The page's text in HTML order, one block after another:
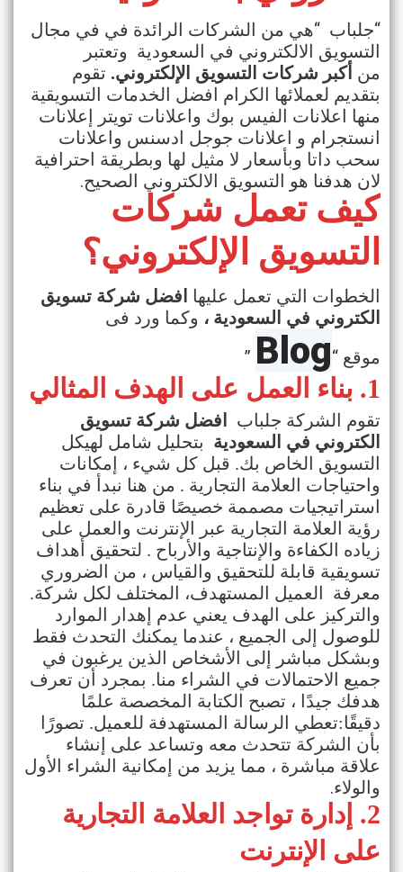
“جلباب “هي من الشركات الرائدة في في مجال
التسويق الالكتروني في السعودية وتعتبر
من أكبر شركات التسويق الإلكتروني. تقوم
بتقديم لعملائها الكرام افضل الخدمات التسويقية
منها اعلانات الفيس بوك واعلانات تويتر إعلانات
انستجرام و اعلانات جوجل ادسنس واعلانات
سحب داتا وبأسعار لا مثيل لها وبطريقة احترافية
لان هدفنا هو التسويق الالكتروني الصحيح.
كيف تعمل شركات
التسويق الإلكتروني؟
الخطوات التي تعمل عليها
افضل شركة تسويق
الكتروني في السعودية ، وكما ورد فى
موقع “
Blog
”
1. بناء العمل على الهدف المثالي
تقوم الشركة جلباب
افضل شركة تسويق
الكتروني في السعودية بتحليل شامل لهيكل
التسويق الخاص بك. قبل كل شيء ، إمكانات
واحتياجات العلامة التجارية . من هنا نبدأ في بناء
استراتيجيات مصممة خصيصًا قادرة على تعظيم
رؤية العلامة التجارية عبر الإنترنت والعمل على
زياده الكفاءة والإنتاجية والأرباح . لتحقيق أهداف
تسويقية قابلة للتحقيق والقياس ، من الضروري
معرفة العميل المستهدف، المختلف لكل شركة.
والتركيز على الهدف يعني عدم إهدار الموارد
للوصول إلى الجميع ، عندما يمكنك التحدث فقط
وبشكل مباشر إلى الأشخاص الذين يرغبون في
جميع الاحتمالات في الشراء منا. بمجرد أن تعرف
هدفك جيدًا ، تصبح الكتابة المخصصة علمًا
دقيقًا:تعطي الرسالة المستهدفة للعميل. تصورًا
بأن الشركة تتحدث معه وتساعد على إنشاء
علاقة مباشرة ، مما يزيد من إمكانية الشراء الأول
والولاء.
2.
إدارة تواجد العلامة التجارية
على الإنترنت